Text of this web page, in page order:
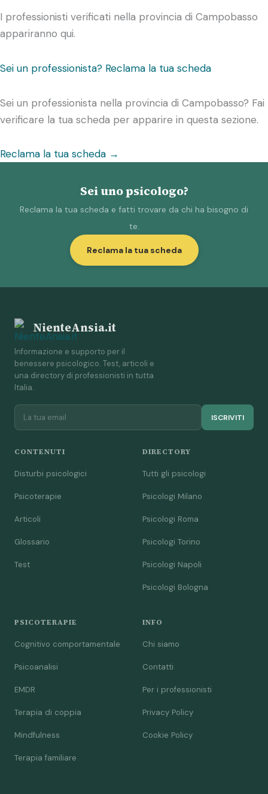
I professionisti verificati nella provincia di Campobasso
appariranno qui.
Sei un professionista? Reclama la tua scheda
Sei un professionista nella provincia di Campobasso? Fai
verificare la tua scheda per apparire in questa sezione.
Reclama la tua scheda →
Sei uno psicologo?
Reclama la tua scheda e fatti trovare da chi ha bisogno di
te.
Reclama la tua scheda
NienteAnsia.it
Informazione e supporto per il
benessere psicologico. Test, articoli e
una directory di professionisti in tutta
Italia.
ISCRIVITI
CONTENUTI
Disturbi psicologici
Psicoterapie
Articoli
Glossario
Test
DIRECTORY
Tutti gli psicologi
Psicologi Milano
Psicologi Roma
Psicologi Torino
Psicologi Napoli
Psicologi Bologna
PSICOTERAPIE
Cognitivo comportamentale
Psicoanalisi
EMDR
Terapia di coppia
Mindfulness
Terapia familiare
INFO
Chi siamo
Contatti
Per i professionisti
Privacy Policy
Cookie Policy